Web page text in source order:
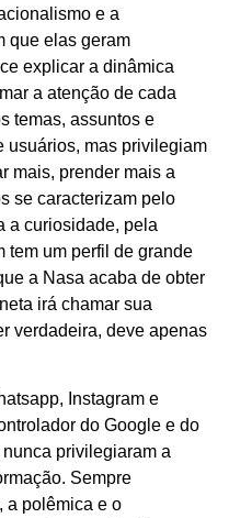
e a
que elas geram
explicar a dinâmica
a atenção de cada
temas, assuntos e
usuários, mas privilegiam
mais, prender mais a
se caracterizam pelo
a curiosidade, pela
tem um perfil de grande
a Nasa acaba de obter
irá chamar sua
verdadeira, deve apenas
Instagram e
do Google e do
privilegiaram a
Sempre
a polêmica e o